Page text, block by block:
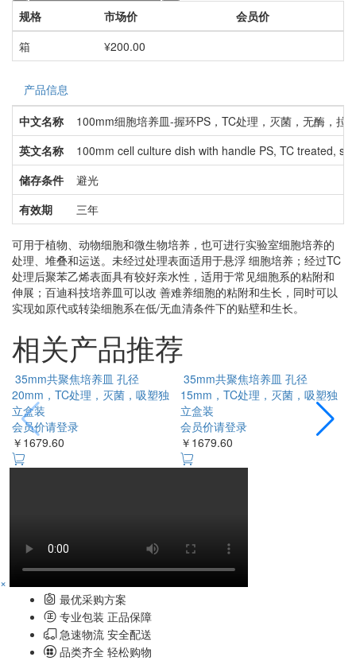
规格
市场价
会员价
箱
¥200.00
产品信息
中文名称
100mm细胞培养皿-握环PS，TC处理，灭菌，无酶，拉
英文名称
100mm cell culture dish with handle PS, TC treated,
储存条件
避光
有效期
三年
可用于植物、动物细胞和微生物培养，也可进行实验室细胞培养的
处理、堆叠和运送。未经过处理表面适用于悬浮 细胞培养；经过TC
处理后聚苯乙烯表面具有较好亲水性，适用于常见细胞系的粘附和
伸展；百迪科技培养皿可以改 善难养细胞的粘附和生长，同时可以
实现如原代或转染细胞系在低/无血清条件下的贴壁和生长。
相关产品推荐
35mm共聚焦培养皿 孔径
20mm，TC处理，灭菌，吸塑独
立盒装
会员价请登录
￥1679.60
35mm共聚焦培养皿 孔径
15mm，TC处理，灭菌，吸塑独
立盒装
会员价请登录
￥1679.60
×
最优采购方案
专业包装 正品保障
急速物流 安全配送
品类齐全 轻松购物